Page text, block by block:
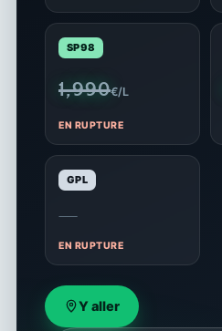
SP98
1,990€/L
EN RUPTURE
GPL
—
EN RUPTURE
Y aller